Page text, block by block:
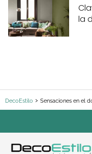
la
DecoEstilo Sensaciones en el